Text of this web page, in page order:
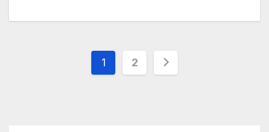
Paginação
1 2